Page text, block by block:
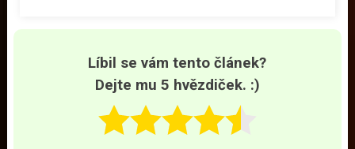
Líbil se vám tento článek?
Dejte mu 5 hvězdiček. :)